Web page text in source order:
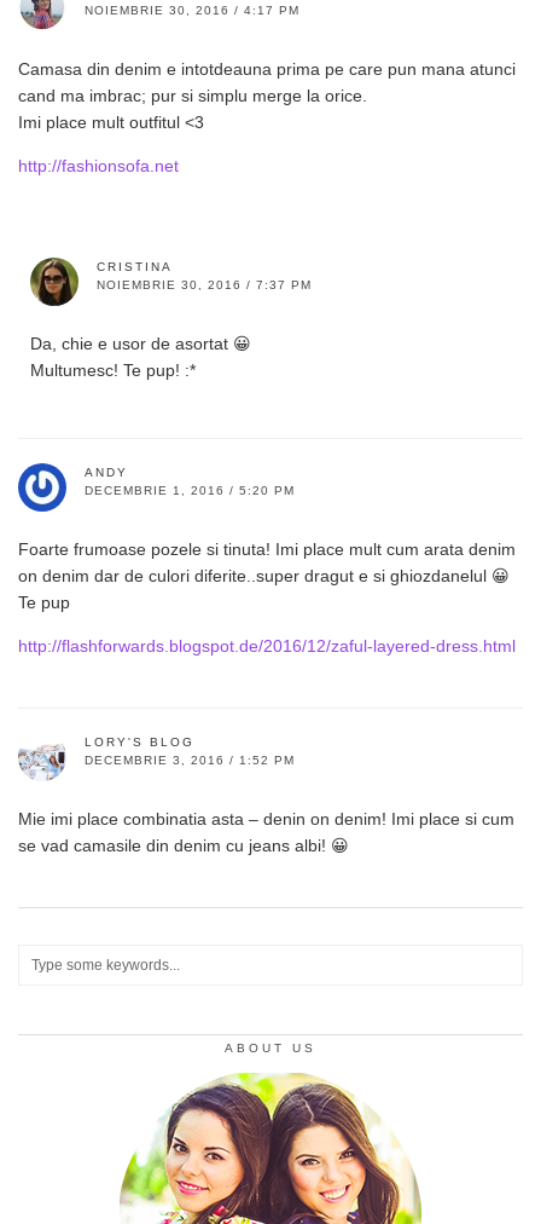
NOIEMBRIE 30, 2016 / 4:17 PM
Camasa din denim e intotdeauna prima pe care pun mana atunci
cand ma imbrac; pur si simplu merge la orice.
Imi place mult outfitul <3
http://fashionsofa.net
CRISTINA
NOIEMBRIE 30, 2016 / 7:37 PM
Da, chie e usor de asortat 😀
Multumesc! Te pup! :*
ANDY
DECEMBRIE 1, 2016 / 5:20 PM
Foarte frumoase pozele si tinuta! Imi place mult cum arata denim
on denim dar de culori diferite..super dragut e si ghiozdanelul 😀
Te pup
http://flashforwards.blogspot.de/2016/12/zaful-layered-dress.html
LORY'S BLOG
DECEMBRIE 3, 2016 / 1:52 PM
Mie imi place combinatia asta – denin on denim! Imi place si cum
se vad camasile din denim cu jeans albi! 😀
ABOUT US